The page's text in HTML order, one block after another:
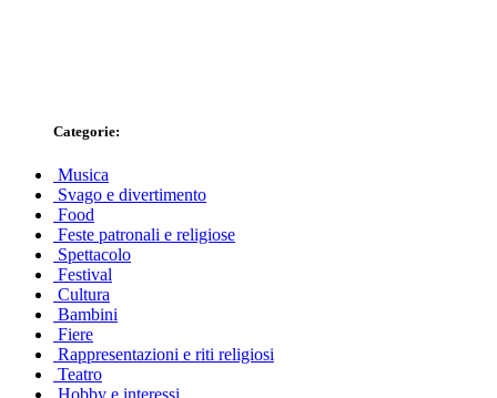
Categorie:
Musica
Svago e divertimento
Food
Feste patronali e religiose
Spettacolo
Festival
Cultura
Bambini
Fiere
Rappresentazioni e riti religiosi
Teatro